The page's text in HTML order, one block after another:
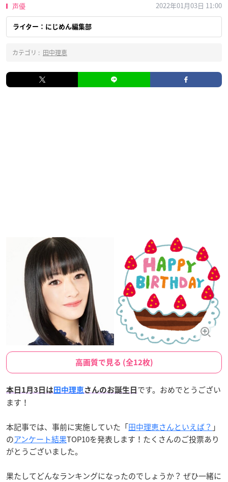
声優 2022年01月03日 11:00
ライター：にじめん編集部
カテゴリ : 田中理恵
高画質で見る (全12枚)
本日1月3日は 田中理恵 さんのお誕生日 です。おめでとうござい
ます！
本記事では、事前に実施していた「田中理恵さんといえば？ 」
のアンケート結果TOP10を発表します！たくさんのご投票あり
がとうございました。
果たしてどんなランキングになったのでしょうか？ ぜひ一緒に